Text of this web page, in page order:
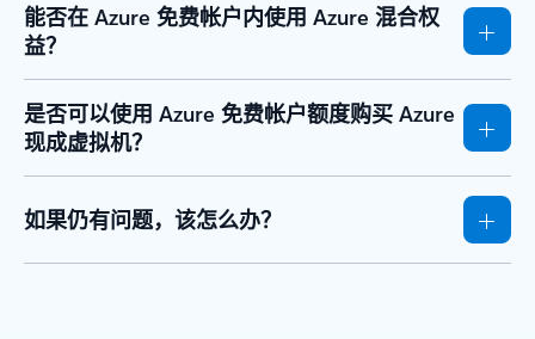
能否在 Azure 免费帐户内使用 Azure 混合权
益？
是否可以使用 Azure 免费帐户额度购买 Azure
现成虚拟机？
如果仍有问题，该怎么办？